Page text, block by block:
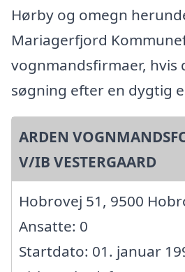
Hørby og omegn
Mariagerfjord
vognmandsfirmaer, hvis
søgning efter en dygtig
ARDEN
V/IB VESTERGAARD
Hobrovej 51, 9500
Ansatte: 0
Startdato: 01. januar